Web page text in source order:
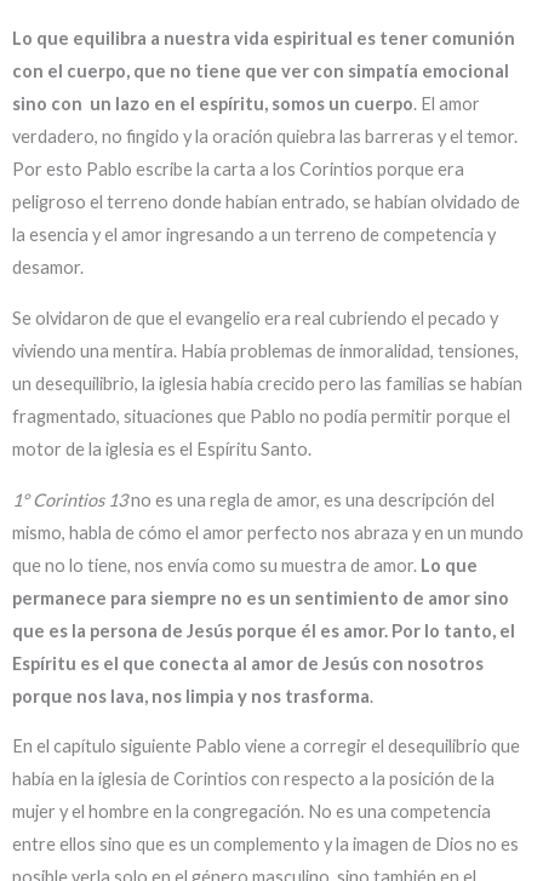
Lo que equilibra a nuestra vida espiritual es tener comunión
con el cuerpo, que no tiene que ver con simpatía emocional
sino con un lazo en el espíritu, somos un cuerpo. El amor
verdadero, no fingido y la oración quiebra las barreras y el temor.
Por esto Pablo escribe la carta a los Corintios porque era
peligroso el terreno donde habían entrado, se habían olvidado de
la esencia y el amor ingresando a un terreno de competencia y
desamor.
Se olvidaron de que el evangelio era real cubriendo el pecado y
viviendo una mentira. Había problemas de inmoralidad, tensiones,
un desequilibrio, la iglesia había crecido pero las familias se habían
fragmentado, situaciones que Pablo no podía permitir porque el
motor de la iglesia es el Espíritu Santo.
1° Corintios 13no es una regla de amor, es una descripción del
mismo, habla de cómo el amor perfecto nos abraza y en un mundo
que no lo tiene, nos envía como su muestra de amor. Lo que
permanece para siempre no es un sentimiento de amor sino
que es la persona de Jesús porque él es amor. Por lo tanto, el
Espíritu es el que conecta al amor de Jesús con nosotros
porque nos lava, nos limpia y nos trasforma.
En el capítulo siguiente Pablo viene a corregir el desequilibrio que
había en la iglesia de Corintios con respecto a la posición de la
mujer y el hombre en la congregación. No es una competencia
entre ellos sino que es un complemento y la imagen de Dios no es